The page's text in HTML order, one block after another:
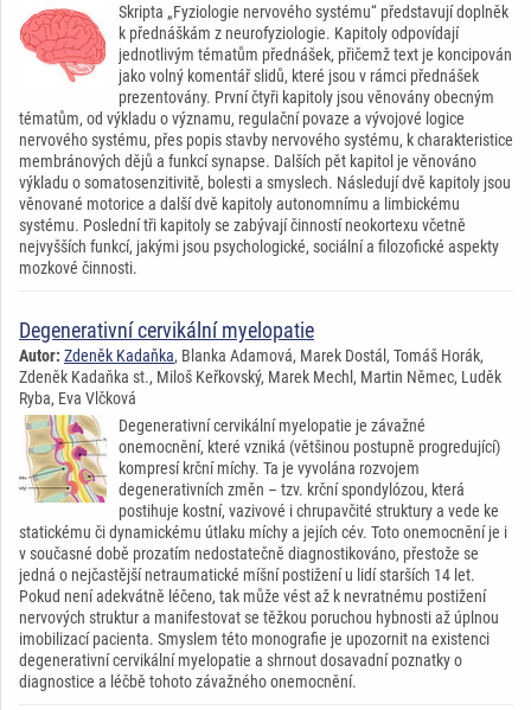
Skripta „Fyziologie nervového systému“ představují doplněk
k přednáškám z neurofyziologie. Kapitoly odpovídají
jednotlivým tématům přednášek, přičemž text je koncipován
jako volný komentář slidů, které jsou v rámci přednášek
prezentovány. První čtyři kapitoly jsou věnovány obecným
tématům, od výkladu o významu, regulační povaze a vývojové logice
nervového systému, přes popis stavby nervového systému, k charakteristice
membránových dějů a funkcí synapse. Dalších pět kapitol je věnováno
výkladu o somatosenzitivitě, bolesti a smyslech. Následují dvě kapitoly jsou
věnované motorice a další dvě kapitoly autonomnímu a limbickému
systému. Poslední tři kapitoly se zabývají činností neokortexu včetně
nejvyšších funkcí, jakými jsou psychologické, sociální a filozofické aspekty
mozkové činnosti.
Degenerativní cervikální myelopatie
Autor: Zdeněk Kadaňka, Blanka Adamová, Marek Dostál, Tomáš Horák,
Zdeněk Kadaňka st., Miloš Keřkovský, Marek Mechl, Martin Němec, Luděk
Ryba, Eva Vlčková
Degenerativní cervikální myelopatie je závažné
onemocnění, které vzniká (většinou postupně progredující)
kompresí krční míchy. Ta je vyvolána rozvojem
degenerativních změn – tzv. krční spondylózou, která
postihuje kostní, vazivové i chrupavčité struktury a vede ke
statickému či dynamickému útlaku míchy a jejích cév. Toto onemocnění je i
v současné době prozatím nedostatečně diagnostikováno, přestože se
jedná o nejčastější netraumatické míšní postižení u lidí starších 14 let.
Pokud není adekvátně léčeno, tak může vést až k nevratnému postižení
nervových struktur a manifestovat se těžkou poruchou hybnosti až úplnou
imobilizací pacienta. Smyslem této monografie je upozornit na existenci
degenerativní cervikální myelopatie a shrnout dosavadní poznatky o
diagnostice a léčbě tohoto závažného onemocnění.